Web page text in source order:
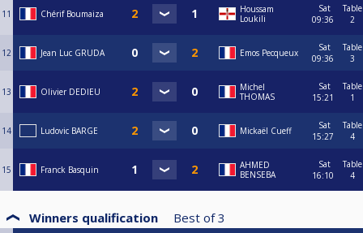
11 Chérif Boumaiza
Houssam
Loukili
Sat
09:36
Table
2
12 Jean Luc GRUDA Emos Pecqueux
Sat
09:36
Table
3
13 Olivier DEDIEU
Michel
THOMAS
Sat
15:21
Table
1
14 Ludovic BARGE Mickaël Cueff
Sat
15:27
Table
4
15 Franck Basquin
AHMED
BENSEBA
Sat
16:10
Table
4
Winners qualification Best of 3